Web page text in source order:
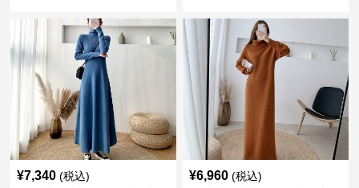
¥7,340 (税込) ¥6,960 (税込)